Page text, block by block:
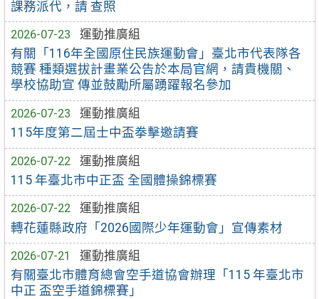
課務派代，請 查照
2026-07-23
運動推廣組
有關「116年全國原住民族運動會」臺北市代表隊各
競賽 種類選拔計畫業公告於本局官網，請貴機關、
學校協助宣 傳並鼓勵所屬踴躍報名參加
2026-07-23
運動推廣組
115年度第二屆士中盃拳擊邀請賽
2026-07-22
運動推廣組
115 年臺北市中正盃 全國體操錦標賽
2026-07-22
運動推廣組
轉花蓮縣政府「2026國際少年運動會」宣傳素材
2026-07-21
運動推廣組
有關臺北市體育總會空手道協會辦理「115 年臺北市
中正 盃空手道錦標賽」